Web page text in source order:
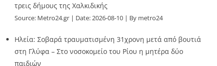
τρεις δήμους της Χαλκιδικής
Source: Metro24.gr Date: 2026-08-10 By metro24
Ηλεία: Σοβαρά τραυματισμένη 31χρονη μετά από βουτιά
στη Γλύφα – Στο νοσοκομείο του Ρίου η μητέρα δύο
παιδιών